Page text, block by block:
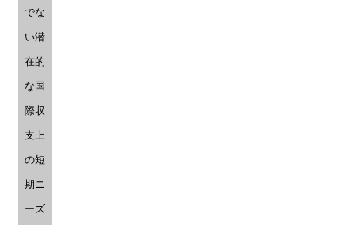
でな
い潜
在的
な国
際収
支上
の短
期ニ
ーズ